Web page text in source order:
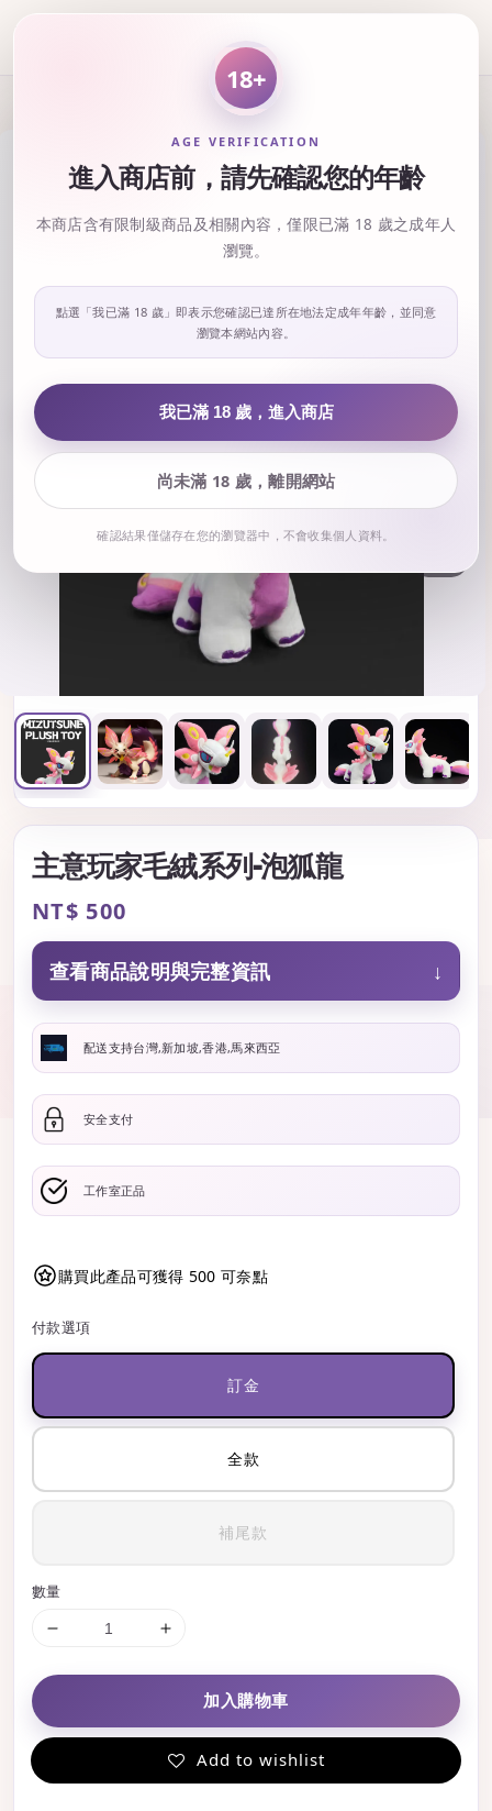
18+
AGE VERIFICATION
進入商店前，請先確認您的年齡
本商店含有限制級商品及相關內容，僅限已滿 18 歲之成年人
瀏覽。
點選「我已滿 18 歲」即表示您確認已達所在地法定成年年齡，並同意
瀏覽本網站內容。
我已滿 18 歲，進入商店
尚未滿 18 歲，離開網站
確認結果僅儲存在您的瀏覽器中，不會收集個人資料。
‹
主意玩家毛絨系列-泡狐龍
Regular
price
NT$ 500
查看商品說明與完整資訊 ↓
配送支持台灣,新加坡,香港,馬來西亞
安全支付
工作室正品
購買此產品可獲得 500 可奈點
付款選項
訂金
全款
補尾款
數量
加入購物車
Add to wishlist